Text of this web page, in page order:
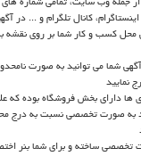
کانال تلگرام و ... در
محل کسب و کار شما بر روی نقشه
شما می توانید به صورت
نمایید
دارای بخش فروشگاه بوده که
به صورت تخصصی نسبت به درج
تخصصی ساخته و برای شما بنر